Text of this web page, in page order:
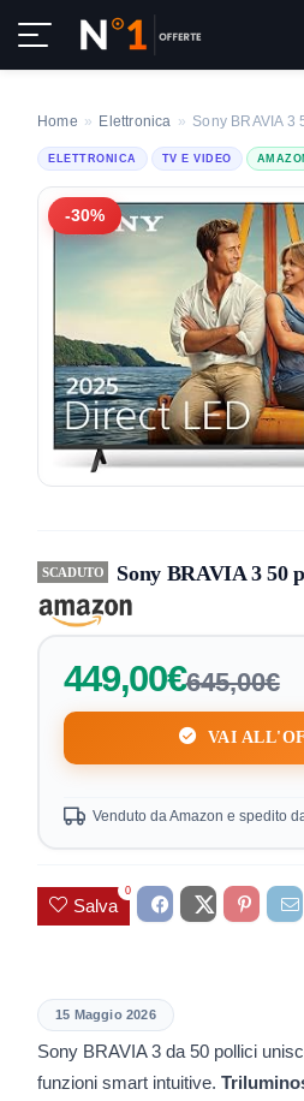
Home » Elettronica » Sony BRAVIA 3
ELETTRONICA TV E VIDEO
-30%
SCADUTO Sony BRAVIA 3 50
449,00€645,00€
VAI
Venduto da Amazon e spedito
Salva
0
15 Maggio 2026
Sony BRAVIA 3 da 50 pollici
funzioni smart intuitive.